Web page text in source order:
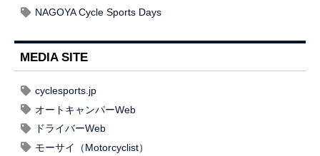
NAGOYA Cycle Sports Days
MEDIA SITE
cyclesports.jp
オートキャンパーWeb
ドライバーWeb
モーサイ（Motorcyclist）